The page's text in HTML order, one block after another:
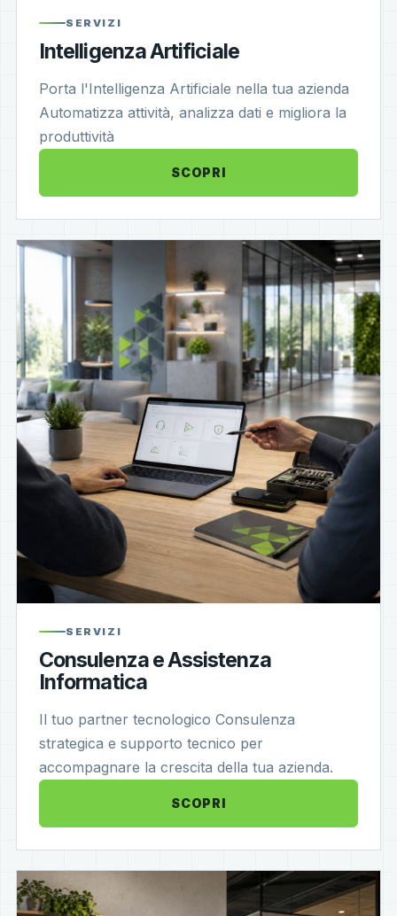
SERVIZI
Intelligenza Artificiale
Porta l'Intelligenza Artificiale nella tua azienda
Automatizza attività, analizza dati e migliora la
produttività
SCOPRI
SERVIZI
Consulenza e Assistenza
Informatica
Il tuo partner tecnologico Consulenza
strategica e supporto tecnico per
accompagnare la crescita della tua azienda.
SCOPRI